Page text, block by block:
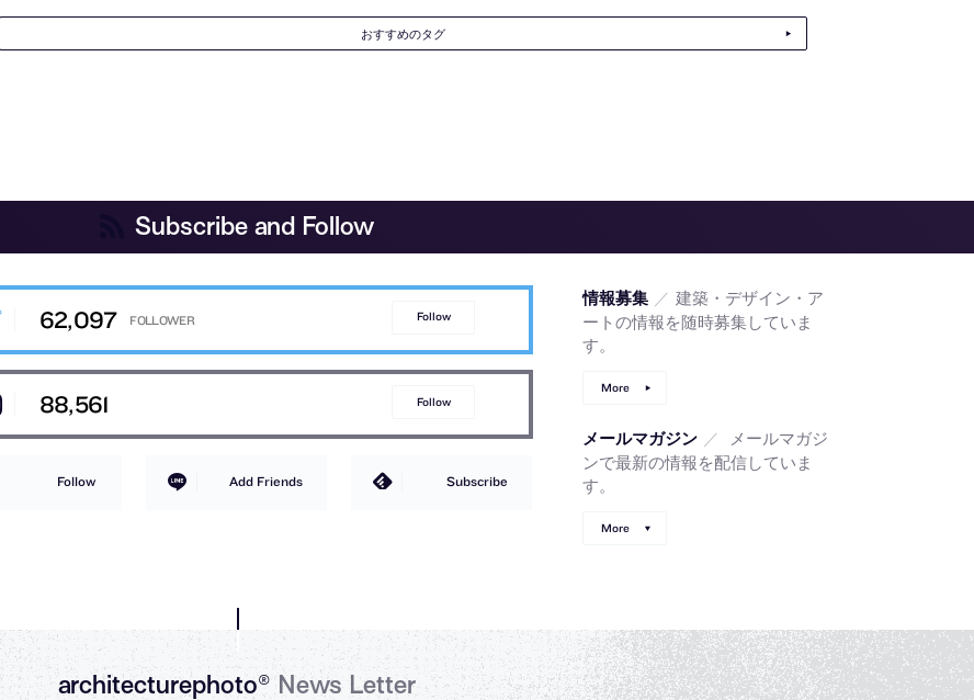
おすすめのタグ
Subscribe and Follow
62,097 Follow
88,561 Follow
Follow Add Friends Subscribe
情報募集 ／ 建築・デザイン・ア
ートの情報を随時募集していま
す。
More
メールマガジン ／
メールマガジ
ンで最新の情報を配信していま
す。
More
architecturephoto®News Letter